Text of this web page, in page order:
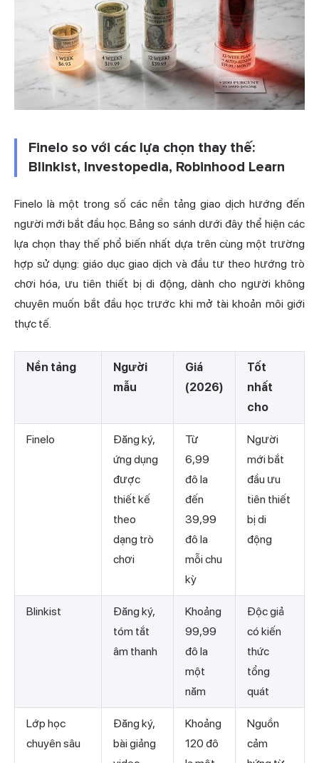
Finelo so với các lựa chọn thay thế:
Blinkist, Investopedia, Robinhood Learn
Finelo là một trong số các nền tảng giao dịch hướng đến
người mới bắt đầu học. Bảng so sánh dưới đây thể hiện các
lựa chọn thay thế phổ biến nhất dựa trên cùng một trường
hợp sử dụng: giáo dục giao dịch và đầu tư theo hướng trò
chơi hóa, ưu tiên thiết bị di động, dành cho người không
chuyên muốn bắt đầu học trước khi mở tài khoản môi giới
thực tế.
Nền tảng
Người
mẫu
Giá
(2026)
Tốt
nhất
cho
Finelo
Đăng ký,
ứng dụng
được
thiết kế
theo
dạng trò
chơi
Từ
6,99
đô la
đến
39,99
đô la
mỗi chu
kỳ
Người
mới bắt
đầu ưu
tiên thiết
bị di
động
Blinkist
Đăng ký,
tóm tắt
âm thanh
Khoảng
99,99
đô la
một
năm
Độc giả
có kiến
thức
tổng
quát
Lớp học
chuyên sâu
Đăng ký,
bài giảng
Khoảng
120 đô
Nguồn
cảm